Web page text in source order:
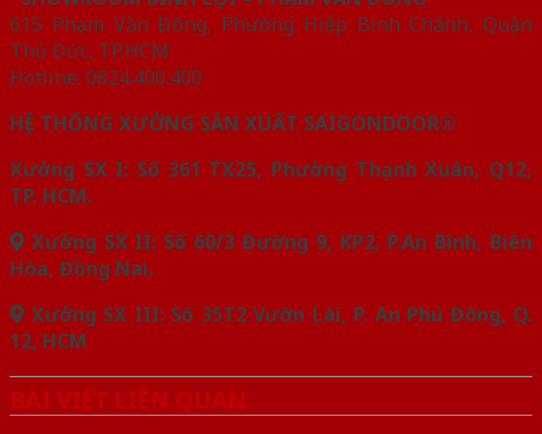
615 Phạm Văn Đồng, Phường Hiệp Bình Chánh, Quận
Thủ Đức, TP.HCM
Hotline: 0824.400.400
HỆ THỐNG XƯỞNG SẢN XUẤT SAIGONDOOR®
Xưởng SX I: Số 361 TX25, Phường Thạnh Xuân, Q12,
TP. HCM.
Xưởng SX II: Số 60/3 Đường 9, KP2, P.An Bình, Biên
Hòa, Đồng Nai.
Xưởng SX III: Số 35T2 Vườn Lài, P. An Phú Đông, Q.
12, HCM
BÀI VIẾT LIÊN QUAN